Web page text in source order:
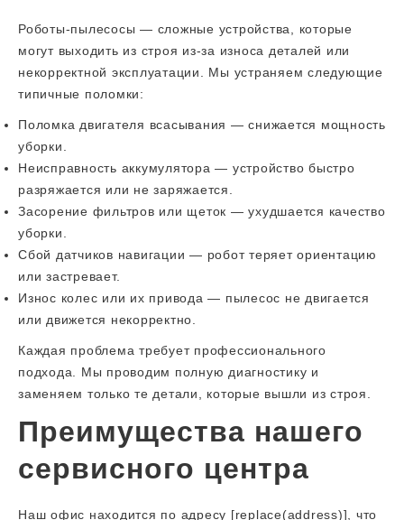
Роботы-пылесосы — сложные устройства, которые
могут выходить из строя из-за износа деталей или
некорректной эксплуатации. Мы устраняем следующие
типичные поломки:
Поломка двигателя всасывания — снижается мощность
уборки.
Неисправность аккумулятора — устройство быстро
разряжается или не заряжается.
Засорение фильтров или щеток — ухудшается качество
уборки.
Сбой датчиков навигации — робот теряет ориентацию
или застревает.
Износ колес или их привода — пылесос не двигается
или движется некорректно.
Каждая проблема требует профессионального
подхода. Мы проводим полную диагностику и
заменяем только те детали, которые вышли из строя.
Преимущества нашего
сервисного центра
Наш офис находится по адресу [replace(address)], что